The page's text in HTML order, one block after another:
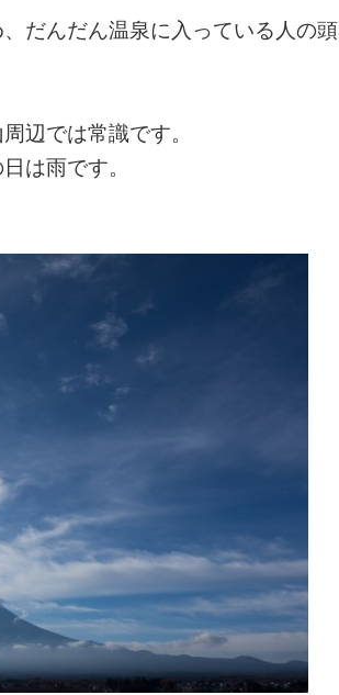
だんだん温泉に入っている人の頭
辺では常識です。
は雨です。